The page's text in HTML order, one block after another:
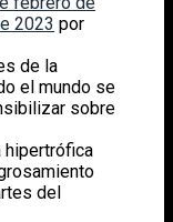
2023 por
de la
el mundo se
sobre
hipertrófica
del